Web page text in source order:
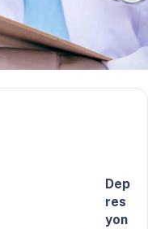
Dep
res
yon